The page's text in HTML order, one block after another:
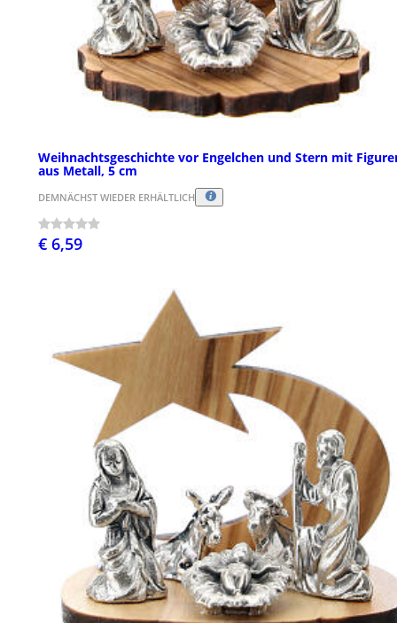
Weihnachtsgeschichte vor Engelchen und Stern mit
aus Metall, 5 cm
DEMNÄCHST WIEDER ERHÄLTLICH
€ 6,59